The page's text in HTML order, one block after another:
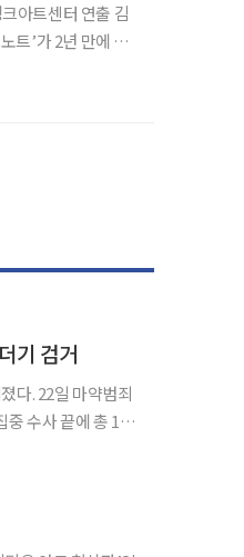
기 검거
범죄
중 수사 끝에 총 12